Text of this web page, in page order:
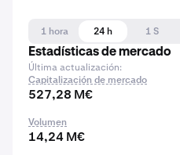
1 hora 24 h 1 S
Estadísticas de mercado
Última actualización:
Capitalización de mercado
527,28 M€
Volumen
14,24 M€